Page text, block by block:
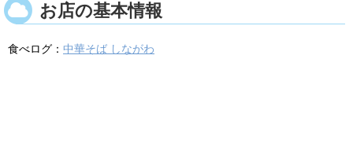
お店の基本情報
食べログ： 中華そば しながわ